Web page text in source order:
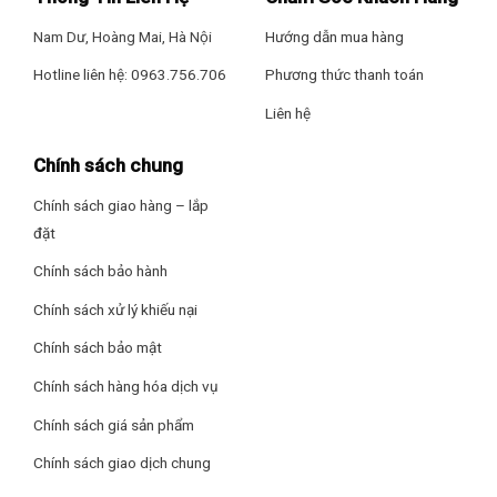
vòm cung, giúp giữ lạnh thực phẩm đồng đều và kéo dài thời
gian lưu trữ của thực phẩm hơn.
*Hình ảnh chỉ mang tính chất minh họa
Trang bị công nghệ tiết kiệm điện Digital Inverter
Công nghệ Digital Inverter
Nam Dư, Hoàng Mai, Hà Nội
Hotline liên hệ: 0963.756.706
Hướng dẫn mua hàng
Phương thức thanh toán
Liên hệ
Chính sách chung
Chính sách giao hàng – lắp
đặt
Chính sách bảo hành
Chính sách xử lý khiếu nại
Chính sách bảo mật
Chính sách hàng hóa dịch vụ
Chính sách giá sản phẩm
Chính sách giao dịch chung